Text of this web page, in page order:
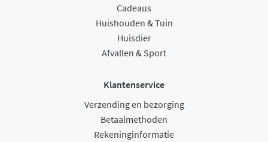
Cadeaus
Huishouden & Tuin
Huisdier
Afvallen & Sport
Klantenservice
Verzending en bezorging
Betaalmethoden
Rekeninginformatie